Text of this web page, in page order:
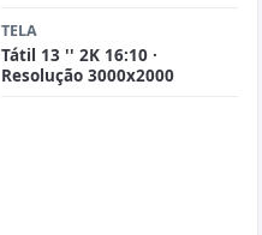
TELA
Tátil 13 '' 2K 16:10 ·
Resolução 3000x2000